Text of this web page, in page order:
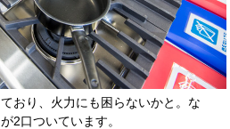
おり、火力にも困らないかと。な
2口ついています。